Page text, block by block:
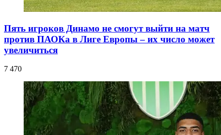
Пять игроков Динамо не смогут выйти на матч
против ПАОКа в Лиге Европы – их число может
увеличиться
7 470